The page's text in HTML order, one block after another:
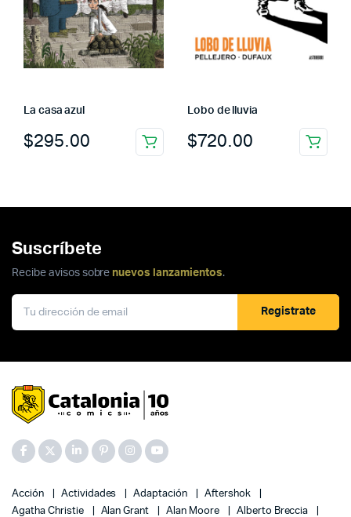
La casa azul
$295.00
Lobo de lluvia
$720.00
Suscríbete
Recibe avisos sobre nuevos lanzamientos.
Registrate
Acción Actividades Adaptación
Aftershok
Agatha Christie
Alan Grant Alan Moore
Alberto Breccia